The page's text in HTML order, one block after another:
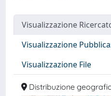
Visualizzazione
Visualizzazione
Visualizzazione File
Distribuzione